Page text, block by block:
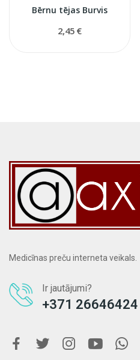
Bērnu tējas Burvis
2,45 €
Medicīnas preču interneta veikals.
Ir jautājumi?
+371 26646424